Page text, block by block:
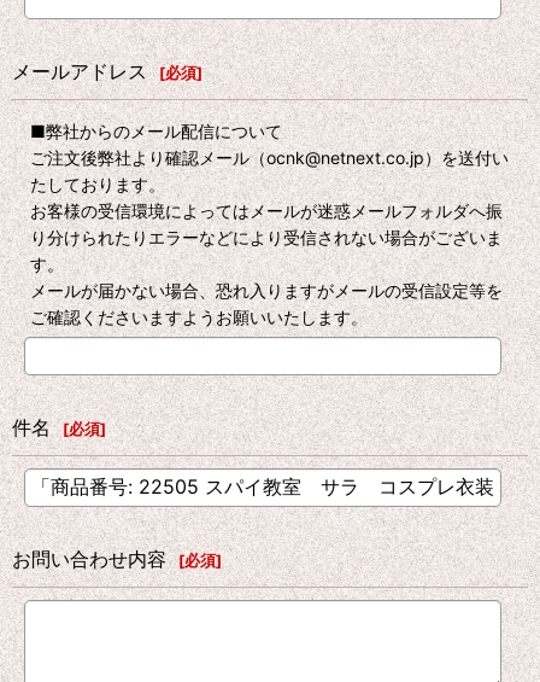
メールアドレス [必須]
■弊社からのメール配信について
ご注文後弊社より確認メール（ocnk@netnext.co.jp）を送付い
たしております。
お客様の受信環境によってはメールが迷惑メールフォルダへ振
り分けられたりエラーなどにより受信されない場合がございま
す。
メールが届かない場合、恐れ入りますがメールの受信設定等を
ご確認くださいますようお願いいたします。
件名 [必須]
お問い合わせ内容 [必須]